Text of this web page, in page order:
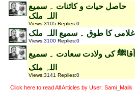
حاصل حیات و کائنات ۔ سمیع
اللہ ملک
Views:3105 Replies:0
غلامی کا طوق ۔ سمیع اللہ ملک
Views:3100 Replies:0
آقاﷺ کی ولادت سعادت ۔ سمیع
اللہ ملک
Views:3141 Replies:0
Click here to read All Articles by User: Sami_Malik